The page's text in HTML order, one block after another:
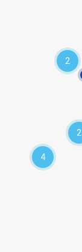
2
2
4